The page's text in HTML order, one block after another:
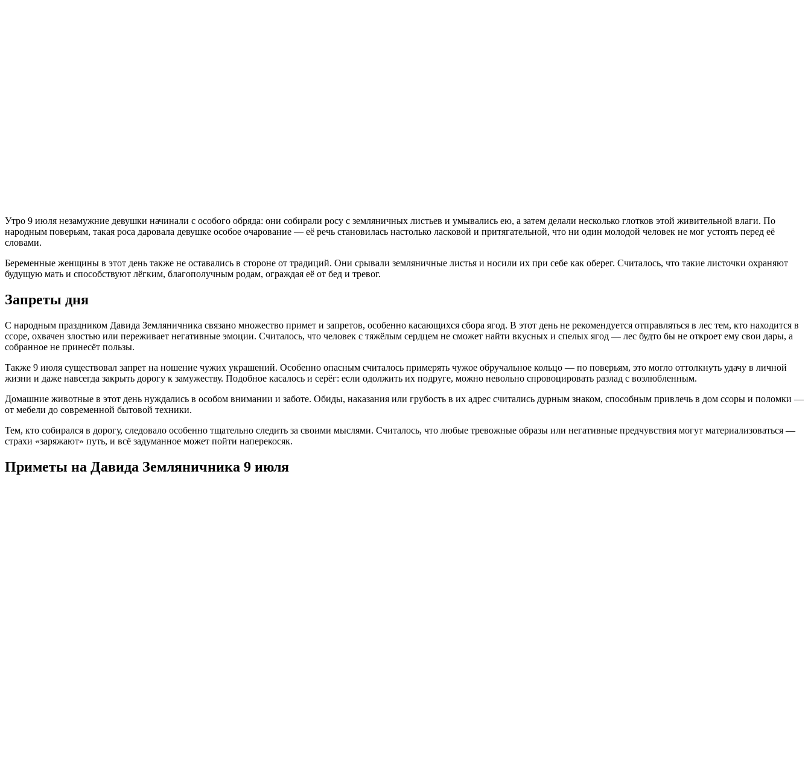
Утро 9 июля незамужние девушки начинали с особого обряда: они собирали росу с земляничных листьев и умывались ею, а затем делали несколько глотков этой живительной влаги. По
народным поверьям, такая роса даровала девушке особое очарование — её речь становилась настолько ласковой и притягательной, что ни один молодой человек не мог устоять перед её
словами.
Беременные женщины в этот день также не оставались в стороне от традиций. Они срывали земляничные листья и носили их при себе как оберег. Считалось, что такие листочки охраняют
будущую мать и способствуют лёгким, благополучным родам, ограждая её от бед и тревог.
Запреты дня
С народным праздником Давида Земляничника связано множество примет и запретов, особенно касающихся сбора ягод. В этот день не рекомендуется отправляться в лес тем, кто находится в
ссоре, охвачен злостью или переживает негативные эмоции. Считалось, что человек с тяжёлым сердцем не сможет найти вкусных и спелых ягод — лес будто бы не откроет ему свои дары, а
собранное не принесёт пользы.
Также 9 июля существовал запрет на ношение чужих украшений. Особенно опасным считалось примерять чужое обручальное кольцо — по поверьям, это могло оттолкнуть удачу в личной
жизни и даже навсегда закрыть дорогу к замужеству. Подобное касалось и серёг: если одолжить их подруге, можно невольно спровоцировать разлад с возлюбленным.
Домашние животные в этот день нуждались в особом внимании и заботе. Обиды, наказания или грубость в их адрес считались дурным знаком, способным привлечь в дом ссоры и поломки —
от мебели до современной бытовой техники.
Тем, кто собирался в дорогу, следовало особенно тщательно следить за своими мыслями. Считалось, что любые тревожные образы или негативные предчувствия могут материализоваться —
страхи «заряжают» путь, и всё задуманное может пойти наперекосяк.
Приметы на Давида Земляничника 9 июля